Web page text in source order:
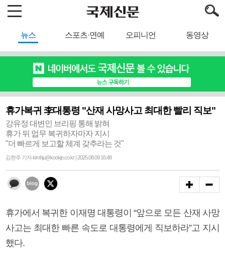
뉴스 스포츠·연예 오피니언 동영상
휴가복귀 李대통령 "산재 사망사고 최대한 빨리 직보"
강유정 대변인 브리핑 통해 밝혀
휴가 뒤 업무 복귀하자마자 지시
"더 빠르게 보고할 체계 갖추라는 것"
김현주 기자 kimhju@kookje.co.kr | 2025.08.09 16:48
휴가에서 복귀한 이재명 대통령이 “앞으로 모든 산재 사망
사고는 최대한 빠른 속도로 대통령에게 직보하라”고 지시
했다.